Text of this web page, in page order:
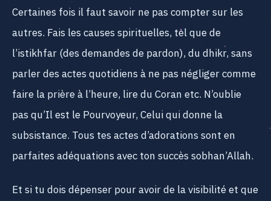
Certaines fois il faut savoir ne pas compter sur les
autres. Fais les causes spirituelles, tel que de
l’istikhfar (des demandes de pardon), du dhikr, sans
parler des actes quotidiens à ne pas négliger comme
faire la prière à l’heure, lire du Coran etc. N’oublie
pas qu’Il est le Pourvoyeur, Celui qui donne la
subsistance. Tous tes actes d’adorations sont en
parfaites adéquations avec ton succès sobhan’Allah.
Et si tu dois dépenser pour avoir de la visibilité et que